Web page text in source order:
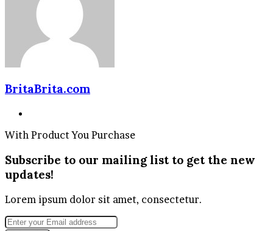
BritaBrita.com
With Product You Purchase
Subscribe to our mailing list to get the new
updates!
Lorem ipsum dolor sit amet, consectetur.
Enter